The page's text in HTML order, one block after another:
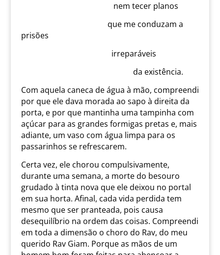
nem tecer planos
que me conduzam a
prisões
irreparáveis
da existência.
Com aquela caneca de água à mão, compreendi
por que ele dava morada ao sapo à direita da
porta, e por que mantinha uma tampinha com
açúcar para as grandes formigas pretas e, mais
adiante, um vaso com água limpa para os
passarinhos se refrescarem.
Certa vez, ele chorou compulsivamente,
durante uma semana, a morte do besouro
grudado à tinta nova que ele deixou no portal
em sua horta. Afinal, cada vida perdida tem
mesmo que ser pranteada, pois causa
desequilíbrio na ordem das coisas. Compreendi
em toda a dimensão o choro do Rav, do meu
querido Rav Giam. Porque as mãos de um